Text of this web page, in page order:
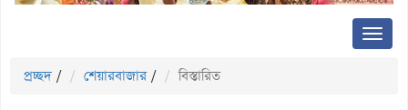
প্রচ্ছদ / শেয়ারবাজার / বিস্তারিত